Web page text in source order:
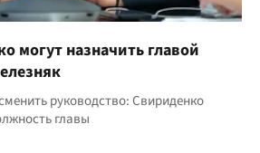
могут назначить главой
руководство: Свириденко
главы